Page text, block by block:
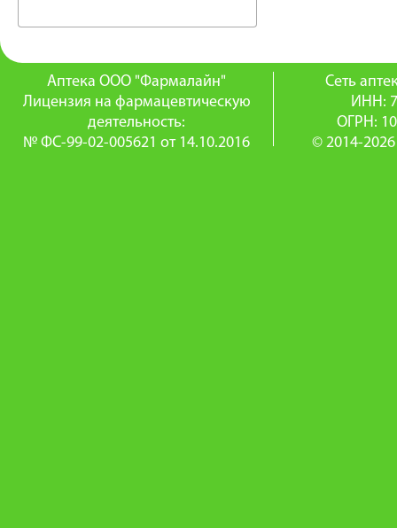
Аптека ООО "Фармалайн"
Лицензия на фармацевтическую
деятельность:
№ ФС-99-02-005621 от 14.10.2016
Сеть
ИНН:
ОГРН:
© 2014-